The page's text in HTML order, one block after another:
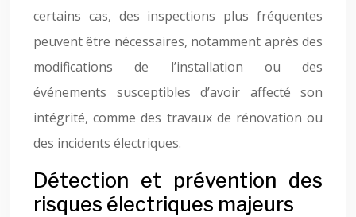
certains cas, des inspections plus fréquentes
peuvent être nécessaires, notamment après des
modifications de l’installation ou des
événements susceptibles d’avoir affecté son
intégrité, comme des travaux de rénovation ou
des incidents électriques.
Détection et prévention des
risques électriques majeurs